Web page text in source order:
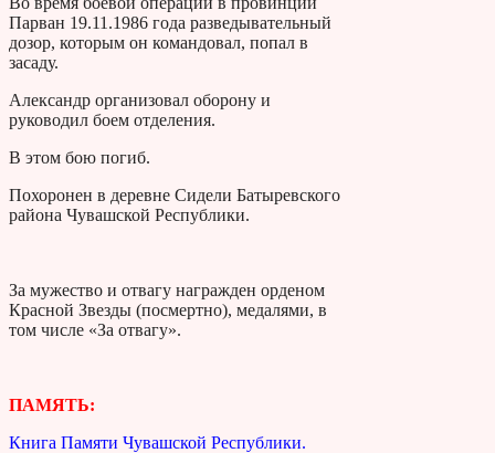
Парван 19.11.1986 года разведывательный
дозор, которым он командовал, попал в
засаду.
Александр организовал оборону и
руководил боем отделения.
В этом бою погиб.
Похоронен в деревне Сидели Батыревского
района Чувашской Республики.
За мужество и отвагу награжден орденом
Красной Звезды (посмертно), медалями, в
том числе «За отвагу».
ПАМЯТЬ:
Книга Памяти Чувашской Республики.